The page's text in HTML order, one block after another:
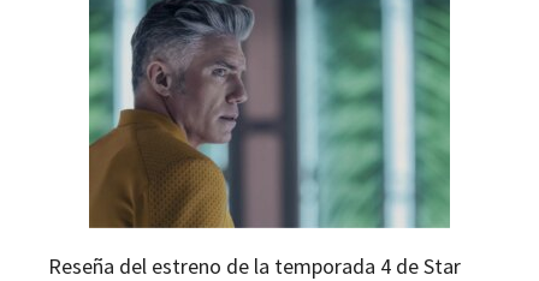
Reseña del estreno de la temporada 4 de Star